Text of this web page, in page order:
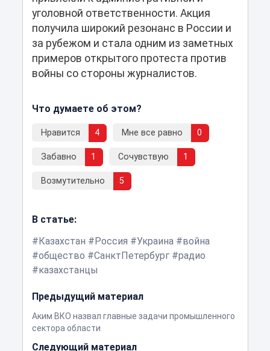
уголовной ответственности. Акция
получила широкий резонанс в России и
за рубежом и стала одним из заметных
примеров открытого протеста против
войны со стороны журналистов.
Что думаете об этом?
Нравится 4 Мне все равно 0
Забавно 1 Сочувствую 1
Возмутительно 5
В статье:
Казахстан
Россия Украина
война
общество
СанктПетербург
радио
казахстанцы
Предыдущий материал
Аким ВКО назвал главные задачи промышленного
сектора области
Следующий материал